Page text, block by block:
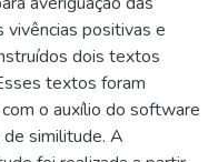
vivências positivas e
dois textos
textos foram
o auxílio do software
similitude. A